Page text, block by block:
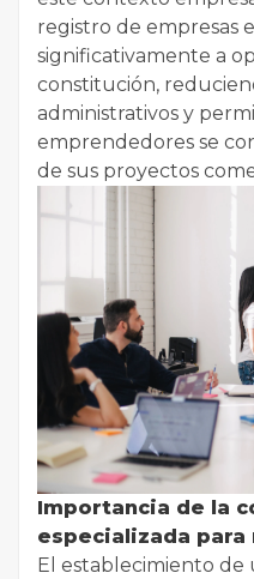
registro de empresas
significativamente a
constitución,
administrativos y
emprendedores se
de sus proyectos
Importancia de la
especializada para
El establecimiento de